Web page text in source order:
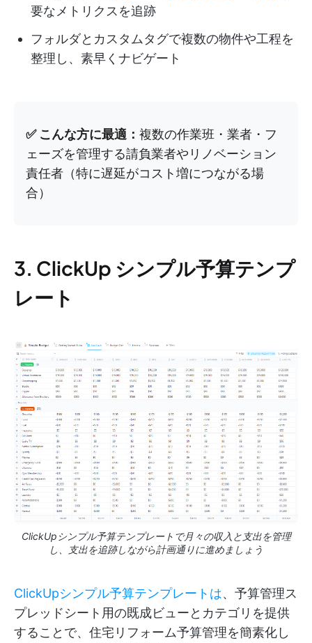
要なメトリクスを追跡
フォルダとカスタムタグで複数の物件や工程を
整理し、素早くナビゲート
✅ こんな方に最適： 複数の作業班・業者・フ
ェーズを管理する請負業者やリノベーション
責任者（特に遅延がコスト増につながる場
合）
3. ClickUp シンプル予算テンプ
レート
ClickUpシンプル予算テンプレートで月々の収入と支出を管理
し、支出を追跡しながら計画通りに進めましょう
ClickUpシンプル予算テンプレートは、予算管理ス
プレッドシート用の既成ビューとカテゴリを提供
することで、住宅リフォーム予算管理を簡素化し